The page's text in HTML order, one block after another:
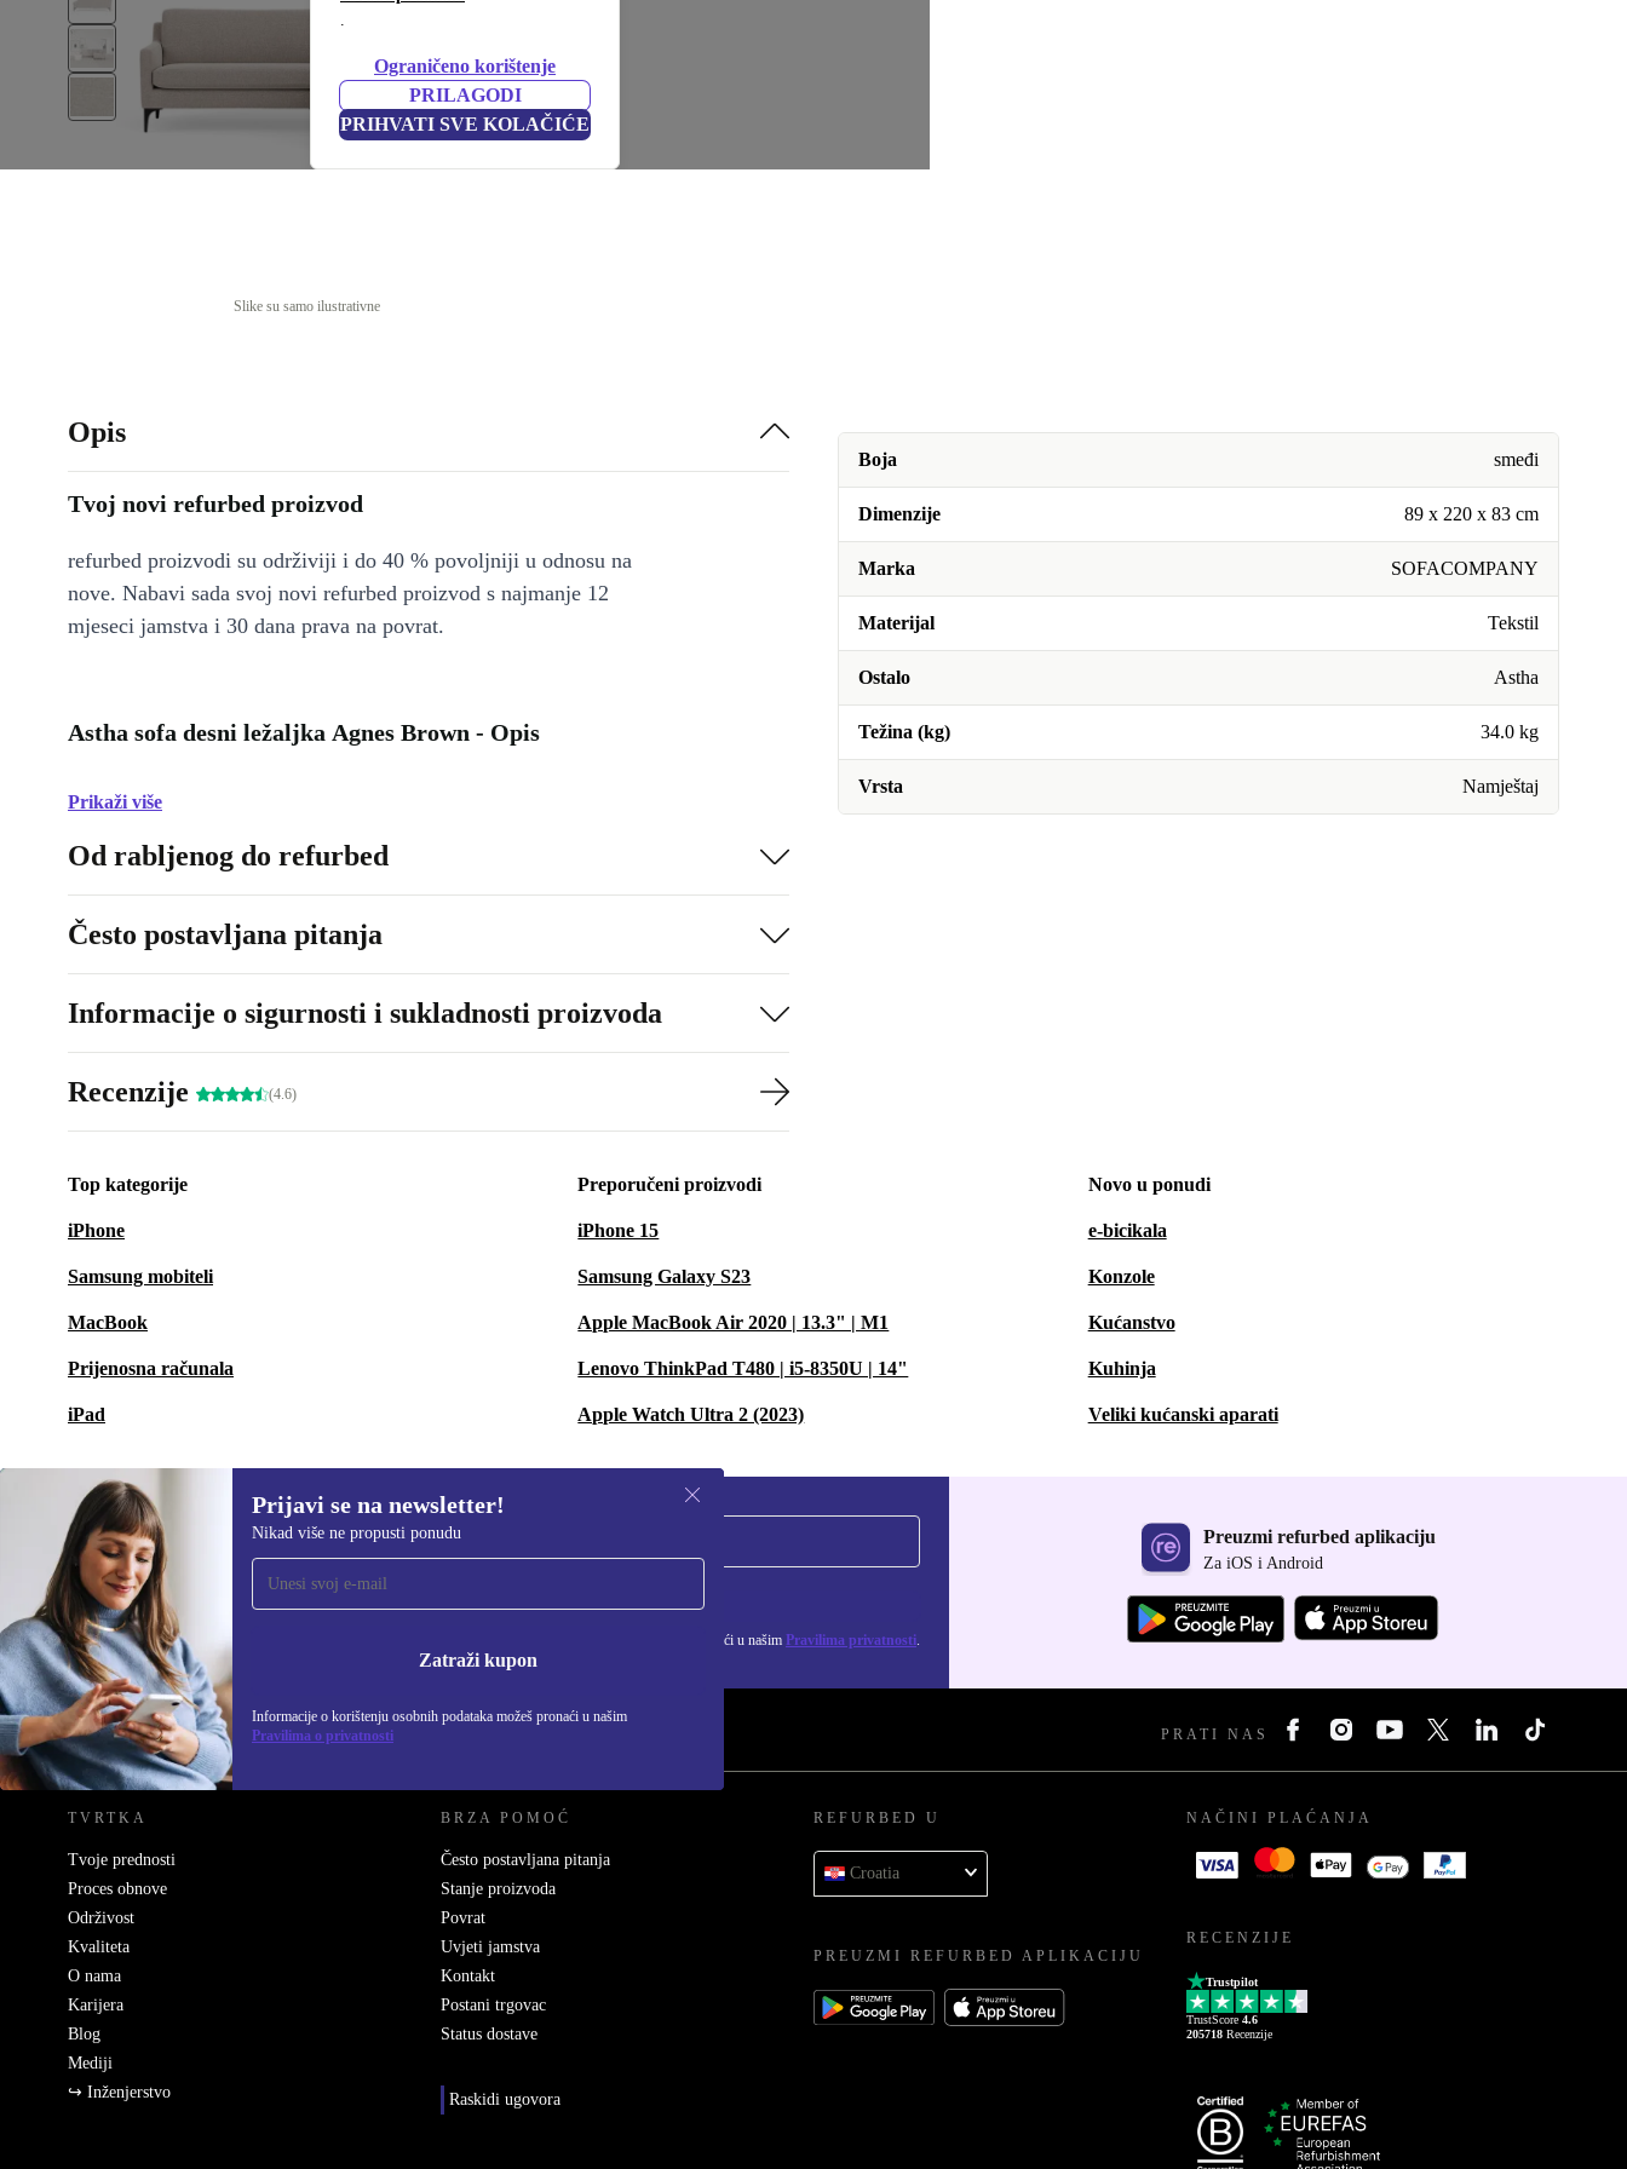
.
Ograničeno korištenje
PRILAGODI
PRIHVATI SVE KOLAČIĆE
Slike su samo ilustrativne
Boja smeđi
Dimenzije 89 x 220 x 83 cm
Marka SOFACOMPANY
Materijal Tekstil
Ostalo Astha
Težina (kg) 34.0 kg
Vrsta Namještaj
Opis
Tvoj novi refurbed proizvod
refurbed proizvodi su održiviji i do 40 % povoljniji u odnosu na
nove. Nabavi sada svoj novi refurbed proizvod s najmanje 12
mjeseci jamstva i 30 dana prava na povrat.
Astha sofa desni ležaljka Agnes Brown - Opis
Prikaži više
Od rabljenog do refurbed
Često postavljana pitanja
Informacije o sigurnosti i sukladnosti proizvoda
Recenzije (4.6)
Top kategorije
iPhone
Samsung mobiteli
MacBook
Prijenosna računala
iPad
Preporučeni proizvodi
iPhone 15
Samsung Galaxy S23
Apple MacBook Air 2020 | 13.3" | M1
Lenovo ThinkPad T480 | i5-8350U | 14"
Apple Watch Ultra 2 (2023)
Novo u ponudi
e-bicikala
Konzole
Kućanstvo
Kuhinja
Veliki kućanski aparati
Prijavi se na newsletter!
Nikad više ne propusti ponudu
Zatraži kupon
Informacije o korištenju osobnih podataka možeš pronaći u našim
Pravilima o privatnosti
Prijavi se na newsletter!
Nikad više ne propusti ponudu. Zatraži kupon
Informacije o korištenju osobnih podataka možeš pronaći u našim Pravilima privatnosti.
Preuzmi refurbed aplikaciju
Za iOS i Android
REFURBED HRVATSKA - RETHINK NEW. PRATI NAS
TVRTKA
Tvoje prednosti
Proces obnove
Održivost
Kvaliteta
O nama
Karijera
Blog
Mediji
↪ Inženjerstvo
BRZA POMOĆ
Često postavljana pitanja
Stanje proizvoda
Povrat
Uvjeti jamstva
Kontakt
Postani trgovac
Status dostave
Raskidi ugovora
REFURBED U
Croatia
PREUZMI REFURBED APLIKACIJU
NAČINI PLAĆANJA
RECENZIJE
Trustpilot
TrustScore 4.6
205718 Recenzije